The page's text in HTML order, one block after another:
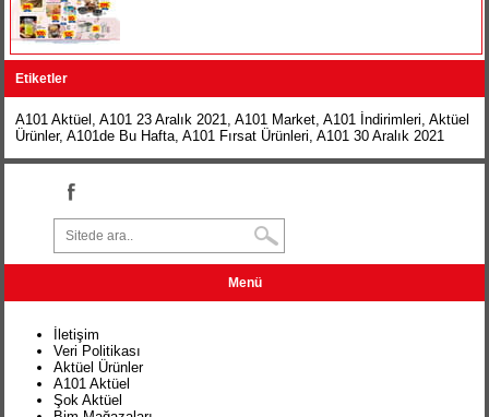
Etiketler
A101 Aktüel ,A101 23 Aralık 2021,A101 Market,A101 İndirimleri,Aktüel
Ürünler,A101de Bu Hafta,A101 Fırsat Ürünleri,A101 30 Aralık 2021
Menü
İletişim
Veri Politikası
Aktüel Ürünler
A101 Aktüel
Şok Aktüel